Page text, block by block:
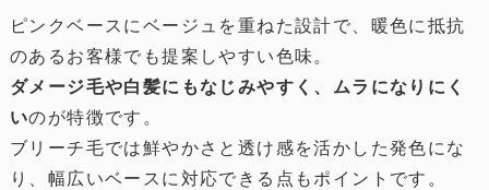
ピンクベースにベージュを重ねた設計で、暖色に抵抗
のあるお客様でも提案しやすい色味。
ダメージ毛や白髪にもなじみやすく、ムラになりにく
いのが特徴です。
ブリーチ毛では鮮やかさと透け感を活かした発色にな
り、幅広いベースに対応できる点もポイントです。